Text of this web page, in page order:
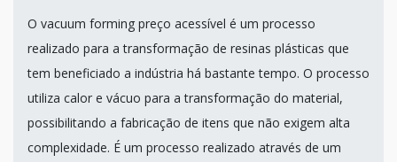
O vacuum forming preço acessível é um processo
realizado para a transformação de resinas plásticas que
tem beneficiado a indústria há bastante tempo. O processo
utiliza calor e vácuo para a transformação do material,
possibilitando a fabricação de itens que não exigem alta
complexidade. É um processo realizado através de um